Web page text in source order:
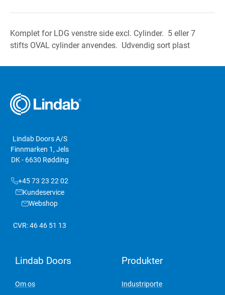
Komplet for LDG venstre side excl. Cylinder. 5 eller 7
stifts OVAL cylinder anvendes. Udvendig sort plast
Lindab Doors A/S
Finnmarken 1, Jels
DK - 6630 Rødding
+45 73 23 22 02
Kundeservice
Webshop
CVR: 46 46 51 13
Lindab Doors
Om os
Produkter
Industriporte